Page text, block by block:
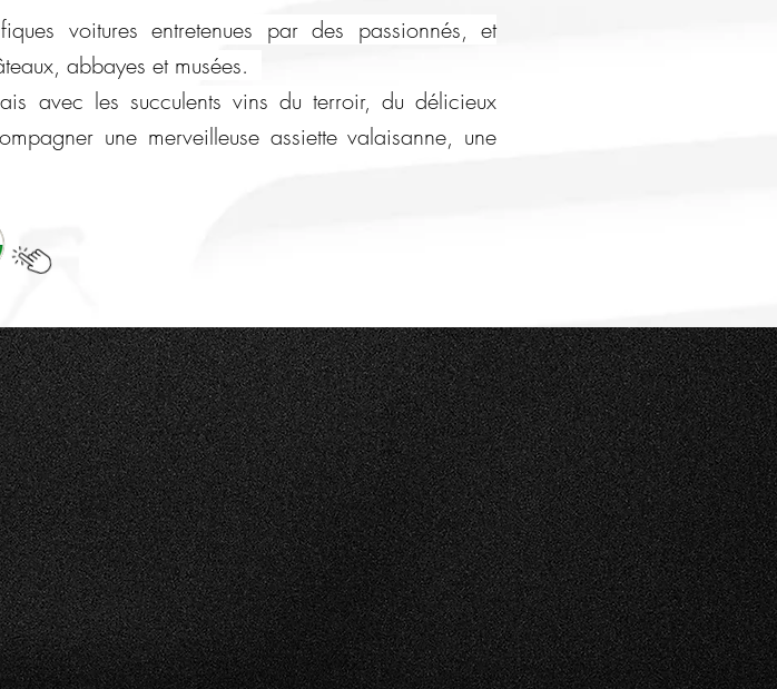
voitures entretenues par des passionnés, et
abbayes et musées.
avec les succulents vins du terroir, du délicieux
une merveilleuse assiette valaisanne, une